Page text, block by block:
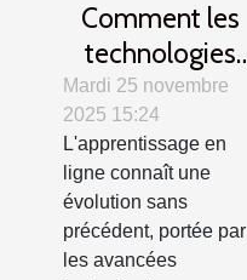
Comment les
technologies
modernes
transforment-
elles
l'apprentissage
en ligne ?
Mardi 25 novembre
2025 15:24
L'apprentissage en
ligne connaît une
évolution sans
précédent, portée par
les avancées